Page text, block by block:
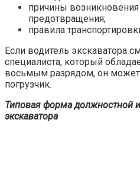
причины
предотвращения;
правила
Если водитель экскаватора
специалиста, который
восьмым разрядом, он может
погрузчик.
Типовая форма должностной
экскаватора